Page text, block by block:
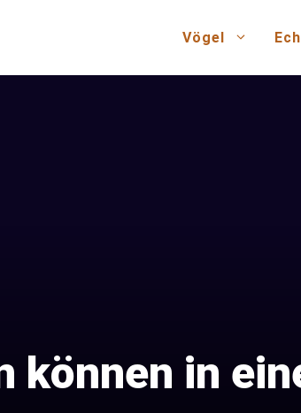
Vögel
können in